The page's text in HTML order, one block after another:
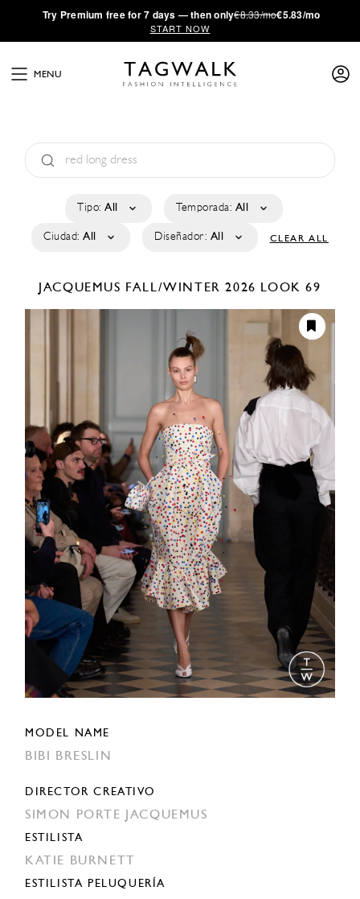
·Try Premium free for 7 days — then only€8.33/mo€5.83/mo
START NOW
MENU
Tipo: All Temporada: All
Ciudad: All Diseñador: All CLEAR ALL
JACQUEMUS FALL/WINTER 2026 LOOK 69
MODEL NAME
BIBI BRESLIN
DIRECTOR CREATIVO
SIMON PORTE JACQUEMUS
ESTILISTA
KATIE BURNETT
ESTILISTA PELUQUERÍA